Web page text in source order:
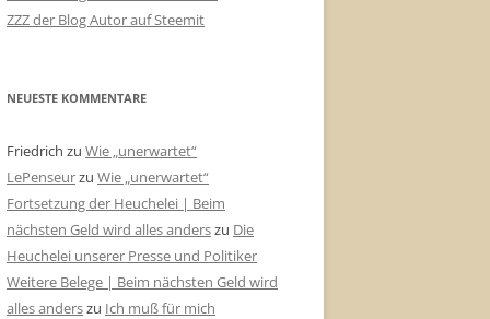
ZZZ der Blog Autor auf Steemit
NEUESTE KOMMENTARE
Friedrich zu Wie „unerwartet“
LePenseurzu Wie „unerwartet“
Fortsetzung der Heuchelei | Beim
nächsten Geld wird alles anderszu Die
Heuchelei unserer Presse und Politiker
Weitere Belege | Beim nächsten Geld wird
alles anderszu Ich muß für mich